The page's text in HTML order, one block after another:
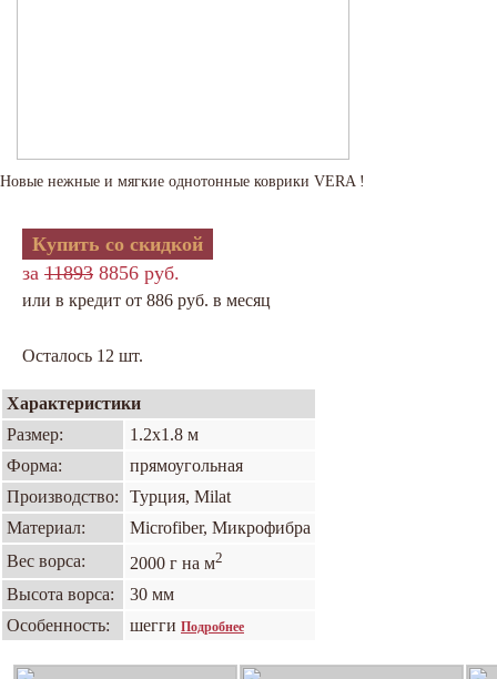
Новые нежные и мягкие однотонные коврики VERA !
Купить со скидкой
за 11893 8856 руб.
или в кредит от 886 руб. в месяц
Осталось 12 шт.
Характеристики
Размер:
1.2х1.8 м
Форма:
прямоугольная
Производство:
Турция, Milat
Материал:
Microfiber, Микрофибра
Вес ворса:
2000 г на м2
Высота ворса:
30 мм
Особенность:
шегги Подробнее